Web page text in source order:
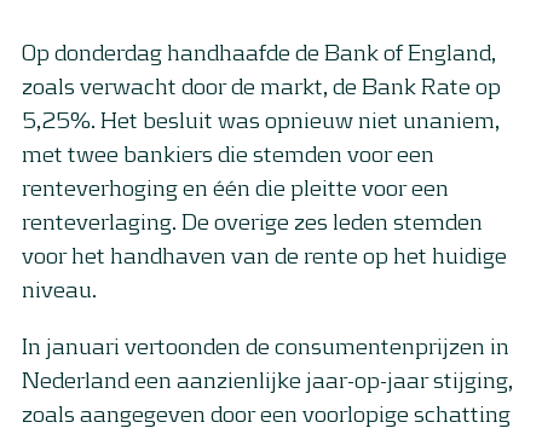
Op donderdag handhaafde de Bank of England,
zoals verwacht door de markt, de Bank Rate op
5,25%. Het besluit was opnieuw niet unaniem,
met twee bankiers die stemden voor een
renteverhoging en één die pleitte voor een
renteverlaging. De overige zes leden stemden
voor het handhaven van de rente op het huidige
niveau.
In januari vertoonden de consumentenprijzen in
Nederland een aanzienlijke jaar-op-jaar stijging,
zoals aangegeven door een voorlopige schatting